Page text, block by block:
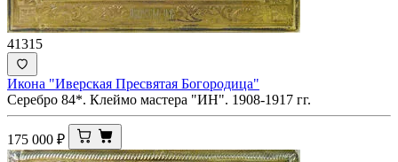
41315
Икона "Иверская Пресвятая Богородица"
Серебро 84*. Клеймо мастера "ИН". 1908-1917 гг.
175 000 ₽